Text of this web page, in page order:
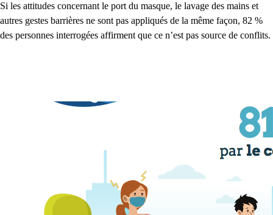
Si les attitudes concernant le port du masque, le lavage des mains et
autres gestes barrières ne sont pas appliqués de la même façon, 82 %
des personnes interrogées affirment que ce n’est pas source de conflits.